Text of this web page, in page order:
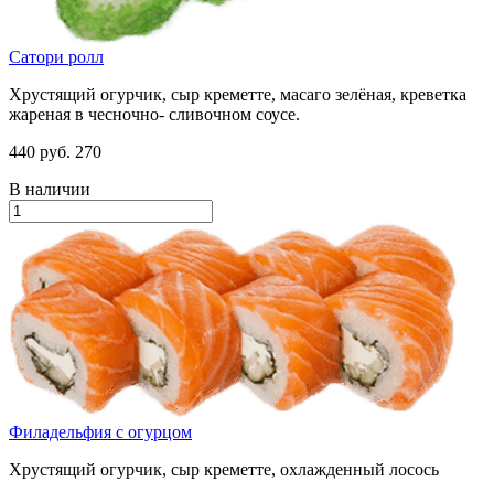
Сатори ролл
Хрустящий огурчик, сыр креметте, масаго зелёная, креветка
жареная в чесночно- сливочном соусе.
440 руб. 270
В наличии
Филадельфия с огурцом
Хрустящий огурчик, сыр креметте, охлажденный лосось